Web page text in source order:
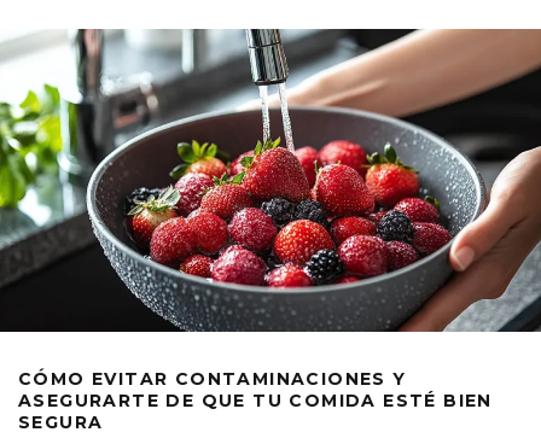
CÓMO EVITAR CONTAMINACIONES Y
ASEGURARTE DE QUE TU COMIDA ESTÉ BIEN
SEGURA